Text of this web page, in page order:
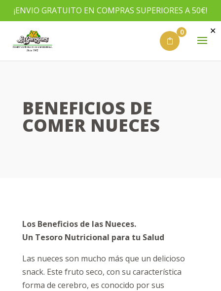
¡ENVIO GRATUITO EN COMPRAS SUPERIORES A 50€!
✕
0
BENEFICIOS DE
COMER NUECES
Los Beneficios de las Nueces.
Un Tesoro Nutricional para tu Salud
Las nueces son mucho más que un delicioso
snack. Este fruto seco, con su característica
forma de cerebro, es conocido por sus